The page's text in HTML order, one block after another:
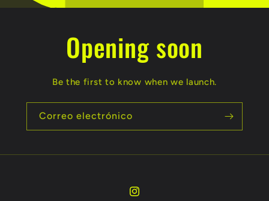
Opening soon
Be the first to know when we launch.
Correo electrónico
Instagram